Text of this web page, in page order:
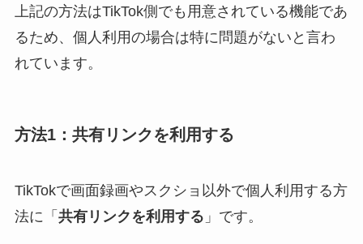
上記の方法はTikTok側でも用意されている機能であ
るため、個人利用の場合は特に問題がないと言わ
れています。
方法1：共有リンクを利用する
TikTokで画面録画やスクショ以外で個人利用する方
法に「 共有リンクを利用する 」です。